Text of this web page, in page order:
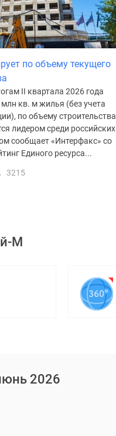
по объему текущего
II квартала 2026 года
млн кв. м жилья (без учета
по объему строительства
лидером среди российских
сообщает «Интерфакс» со
Единого ресурса...
3215
М
2026